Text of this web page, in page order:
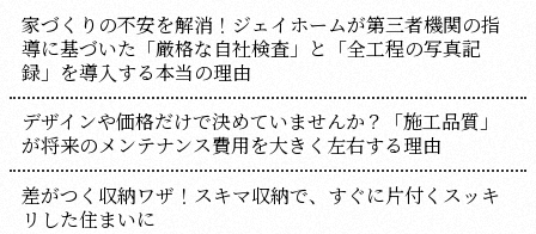
家づくりの不安を解消！ジェイホームが第三者機関の指
導に基づいた「厳格な自社検査」と「全工程の写真記
録」を導入する本当の理由
デザインや価格だけで決めていませんか？「施工品質」
が将来のメンテナンス費用を大きく左右する理由
差がつく収納ワザ！スキマ収納で、すぐに片付くスッキ
リした住まいに